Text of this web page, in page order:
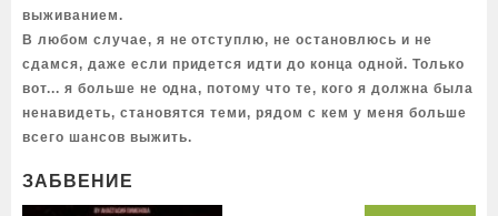
выживанием.
В любом случае, я не отступлю, не остановлюсь и не
сдамся, даже если придется идти до конца одной. Только
вот... я больше не одна, потому что те, кого я должна была
ненавидеть, становятся теми, рядом с кем у меня больше
всего шансов выжить.
ЗАБВЕНИЕ